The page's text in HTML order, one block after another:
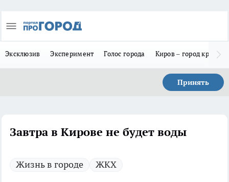
Эксклюзив Эксперимент Голос города Киров – город
Принять
Завтра в Кирове не будет воды
Жизнь в городе ЖКХ